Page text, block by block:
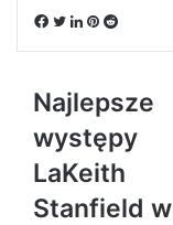
Facebook
Twitter
LinkedIn
Pinterest
Reddit
Najlepsze
występy
LaKeith
Stanfield w